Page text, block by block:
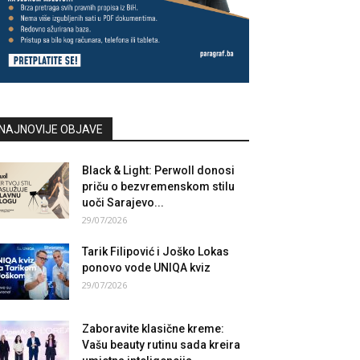
OBJAVE
Black & Light: Perwoll donosi
priču o bezvremenskom stilu
uoči Sarajevo...
29/07/2026
Tarik Filipović i Joško Lokas
ponovo vode UNIQA kviz
29/07/2026
Zaboravite klasične kreme:
Vašu beauty rutinu sada kreira